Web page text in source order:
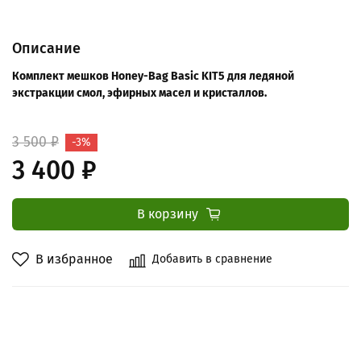
В избранное Добавить в сравнение
Описание
Комплект мешков Honey-Bag Basic KIT5 для ледяной
экстракции смол, эфирных масел и кристаллов.
3 500 ₽
3 400 ₽
-3%
В корзину